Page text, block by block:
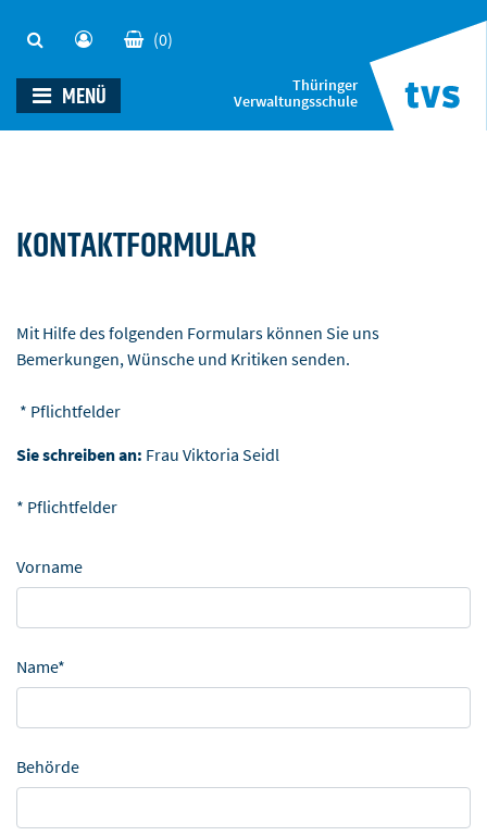
Thüringer
Verwaltungsschule
(0)
MENÜ
KONTAKTFORMULAR
Mit Hilfe des folgenden Formulars können Sie uns
Bemerkungen, Wünsche und Kritiken senden.
* Pflichtfelder
Sie schreiben an: Frau Viktoria Seidl
* Pflichtfelder
Vorname
Name*
Behörde